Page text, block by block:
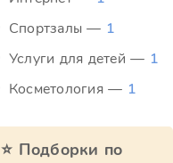
Спортзалы — 1
Услуги для детей — 1
Косметология — 1
⭐ Подборки по